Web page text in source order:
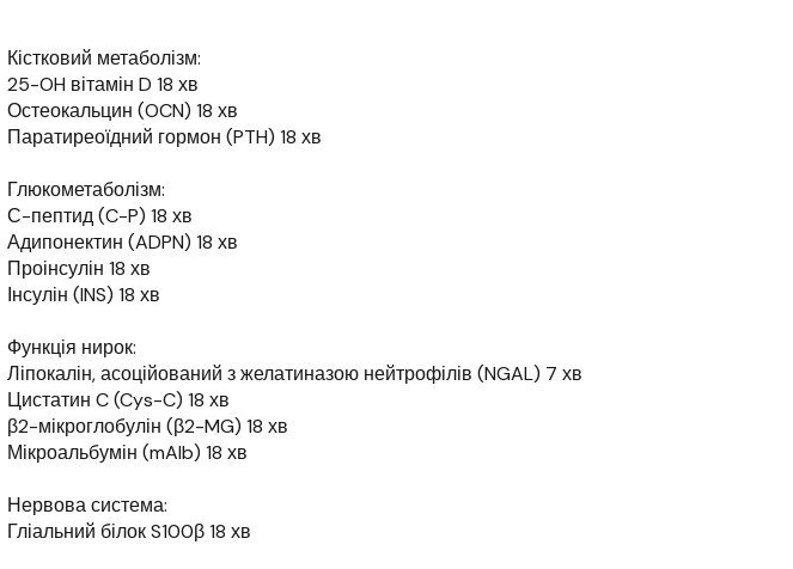
Кістковий метаболізм:
25-OH вітамін D 18 хв
Остеокальцин (OCN) 18 хв
Паратиреоїдний гормон (PTH) 18 хв
Глюкометаболізм:
С-пептид (C-P) 18 хв
Адипонектин (ADPN) 18 хв
Проінсулін 18 хв
Інсулін (INS) 18 хв
Функція нирок:
Ліпокалін, асоційований з желатиназою нейтрофілів (NGAL) 7 хв
Цистатин C (Cys-C) 18 хв
β2-мікроглобулін (β2-MG) 18 хв
Мікроальбумін (mAlb) 18 хв
Нервова система:
Гліальний білок S100β 18 хв